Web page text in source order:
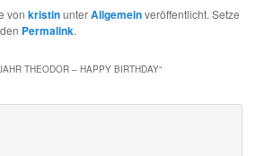
vonkristinunterAllgemeinveröffentlicht. Setze
Permalink.
THEODOR – HAPPY BIRTHDAY“